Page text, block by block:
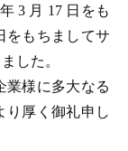
3 月 17 日をも
をもちましてサ
した。
業様に多大なる
り厚く御礼申し